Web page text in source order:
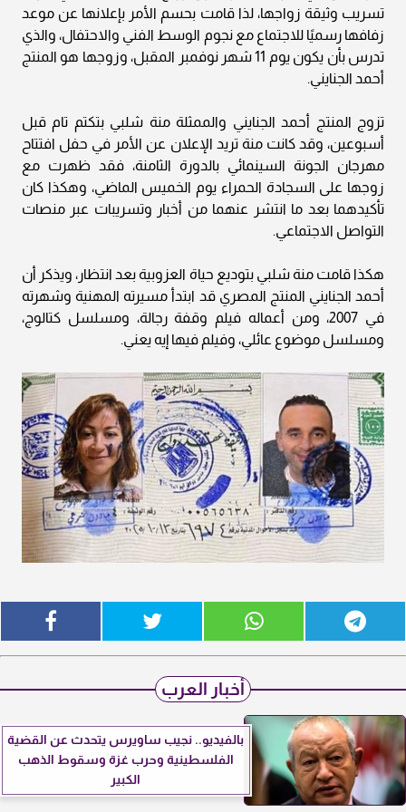
تسريب وثيقة زواجها، لذا قامت بحسم الأمر بإعلانها عن موعد
زفافها رسميًا للاجتماع مع نجوم الوسط الفني والاحتفال، والذي
تدرس بأن يكون يوم 11 شهر نوفمبر المقبل، وزوجها هو المنتج
أحمد الجنايني.
تزوج المنتج أحمد الجنايني والممثلة منة شلبي بتكتم تام قبل
أسبوعين، وقد كانت منة تريد الإعلان عن الأمر في حفل افتتاح
مهرجان الجونة السينمائي بالدورة الثامنة، فقد ظهرت مع
زوجها على السجادة الحمراء يوم الخميس الماضي، وهكذا كان
تأكيدهما بعد ما انتشر عنهما من أخبار وتسريبات عبر منصات
التواصل الاجتماعي.
هكذا قامت منة شلبي بتوديع حياة العزوبية بعد انتظار، ويذكر أن
أحمد الجنايني المنتج المصري قد ابتدأ مسيرته المهنية وشهرته
في 2007، ومن أعماله فيلم وقفة رجالة، ومسلسل كتالوج،
ومسلسل موضوع عائلي، وفيلم فيها إيه يعني.
أخبار العرب
بالفيديو.. نجيب ساويرس يتحدث عن القضية
الفلسطينية وحرب غزة وسقوط الذهب
الكبير